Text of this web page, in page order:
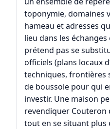
toponymie, domaines
hameau et adresses
lieu dans les
prétend pas se
officiels (plans locaux
techniques, frontières
de boussole pour qui
investir. Une maison
revendiquer Couteron
tout en se situant plus